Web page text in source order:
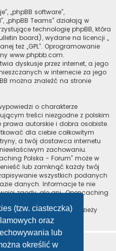
(tzw. ciasteczka)
oraz
lub
określić w
„phpBB software”,
„phpBB Teams” działają w
technologię phpBB, która
board), wydane na licencji „
też „GPL”. Oprogramowanie
www.phpbb.com.
dyskusje przez internet, a jego
w internecie za jego
można znaleźć na stronie
o charakterze
treści niezgodne z polskim
autorskie i dobra osobiste.
dla ciebie całkowitym
a twój dostawca internetu
zachowaniu.
Polska - Forum” może w
lub zamknąć każdy twój
wszystkich podanych
danych. Informacje te nie
zgody, ale ani „Opencaching
może dojść do kradzieży